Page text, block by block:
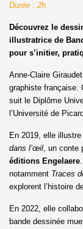
Durée : 2h
Découvrez le
illustratrice de
pour s’initier,
Anne-Claire
graphiste française.
suit le Diplôme
l’Université de
En 2019, elle
dans l’œil, un conte
éditions Engelaere
notamment Traces
explorent l’histoire
En 2022, elle
bande dessinée